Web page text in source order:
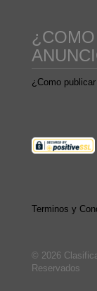
¿Como
Terminos y
© 2026
Reservados